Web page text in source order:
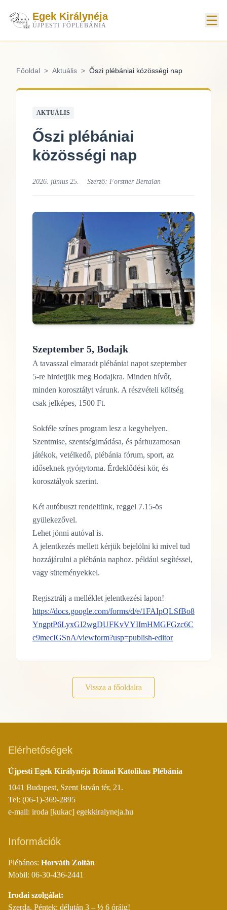
Egek Királynéja
ÚJPESTI FŐPLÉBÁNIA
Főoldal > Aktuális > Őszi plébániai közösségi nap
AKTUÁLIS
Őszi plébániai
közösségi nap
2026. június 25. Szerző: Forstner Bertalan
Szeptember 5, Bodajk
A tavasszal elmaradt plébániai napot szeptember
5-re hirdetjük meg Bodajkra. Minden hívőt,
minden korosztályt várunk. A részvételi költség
csak jelképes, 1500 Ft.
Sokféle színes program lesz a kegyhelyen.
Szentmise, szentségimádása, és párhuzamosan
játékok, vetélkedő, plébánia fórum, sport, az
időseknek gyógytorna. Érdeklődési kör, és
korosztályok szerint.
Két autóbuszt rendeltünk, reggel 7.15-ös
gyülekezővel.
Lehet jönni autóval is.
A jelentkezés mellett kérjük bejelölni ki mivel tud
hozzájárulni a plébánia naphoz. például segítéssel,
vagy süteményekkel.
Regisztrálj a melléklet jelentkezési lapon!
https://docs.google.com/forms/d/e/1FAIpQLSfBo8
YngptP6LyxGI2wgDUFKvVYIImHMGFGzc6C
c9mecIGSnA/viewform?usp=publish-editor
Vissza a főoldalra
Elérhetőségek
Újpesti Egek Királynéja Római Katolikus Plébánia
1041 Budapest, Szent István tér, 21.
Tel: (06-1)-369-2895
e-mail: iroda [kukac] egekkiralyneja.hu
Információk
Plébános: Horváth Zoltán
Mobil: 06-30-436-2441
Irodai szolgálat:
Szerda, Péntek: délután 3 – ½ 6 óráig!